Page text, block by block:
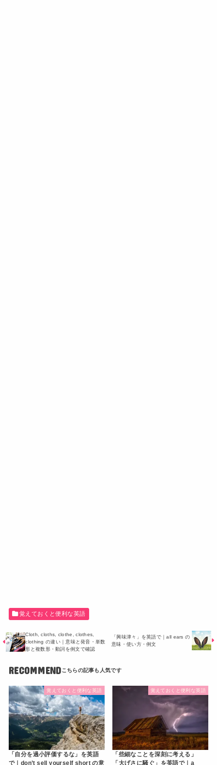
覚えておくと便利な英語
Cloth, cloths, clothe, clothes,
clothing の違い｜意味と発音・単数
形と複数形・動詞を例文で確認
「興味津々」を英語で｜all ears の
意味・使い方・例文
RECOMMEND
覚えておくと便利な英語
「自分を過小評価するな」を英語
で｜don’t sell yourself short の意
覚えておくと便利な英語
「些細なことを深刻に考える」
「大げさに騒ぐ」を英語で｜a